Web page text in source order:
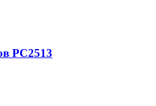
PC2513